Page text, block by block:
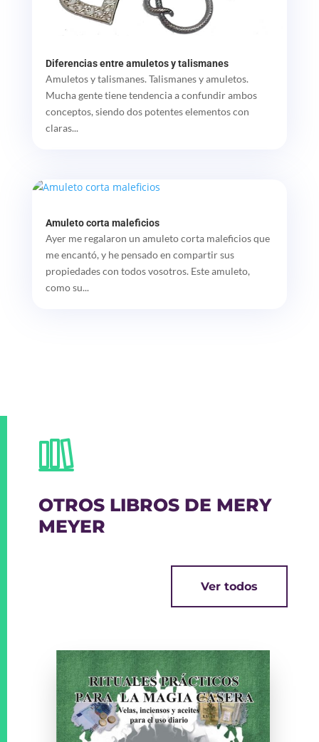
Diferencias entre amuletos y talismanes
Amuletos y talismanes. Talismanes y amuletos.
Mucha gente tiene tendencia a confundir ambos
conceptos, siendo dos potentes elementos con
claras...
Amuleto corta maleficios
Ayer me regalaron un amuleto corta maleficios que
me encantó, y he pensado en compartir sus
propiedades con todos vosotros. Este amuleto,
como su...
OTROS LIBROS DE MERY
MEYER
Ver todos